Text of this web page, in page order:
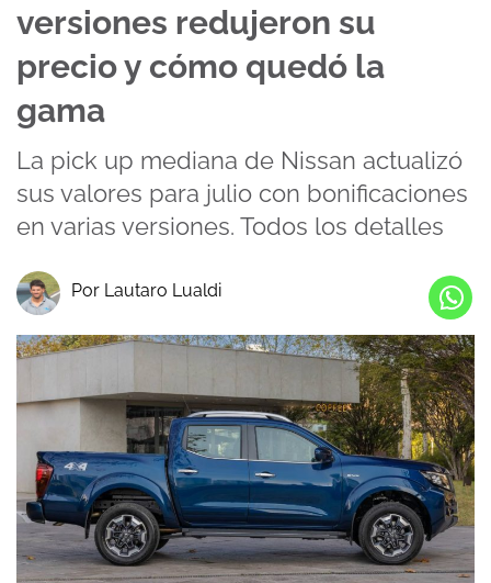
versiones redujeron su
precio y cómo quedó la
gama
La pick up mediana de Nissan actualizó
sus valores para julio con bonificaciones
en varias versiones. Todos los detalles
Por Lautaro Lualdi